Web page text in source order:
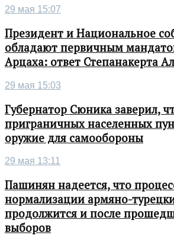
29 мая 15:07
Президент и Национальное
обладают первичным
Арцаха: ответ Степанакерта
29 мая 15:03
Губернатор Сюника заверил,
приграничных населенных
оружие для самообороны
29 мая 13:11
Пашинян надеется, что
нормализации армяно-
продолжится и после
выборов